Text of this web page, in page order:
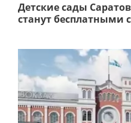
Детские сады
станут бесплатными